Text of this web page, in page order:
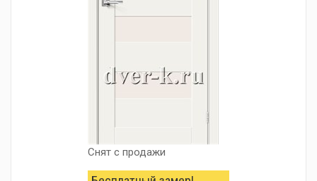
Снят с продажи